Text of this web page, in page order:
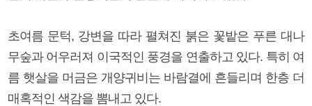
초여름 문턱, 강변을 따라 펼쳐진 붉은 꽃밭은 푸른 대나
무숲과 어우러져 이국적인 풍경을 연출하고 있다. 특히 여
름 햇살을 머금은 개양귀비는 바람결에 흔들리며 한층 더
매혹적인 색감을 뽐내고 있다.